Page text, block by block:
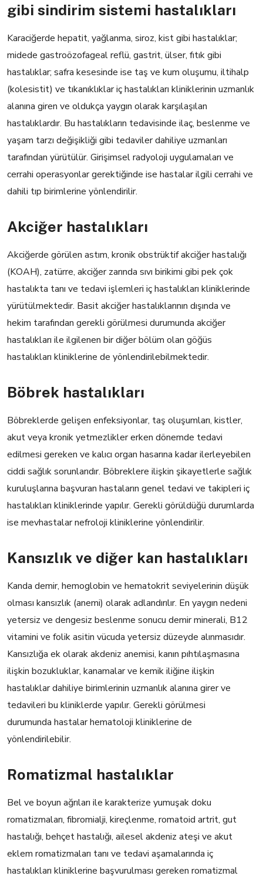
gibi sindirim sistemi hastalıkları
Karaciğerde hepatit, yağlanma, siroz, kist gibi hastalıklar;
midede gastroözofageal reflü, gastrit, ülser, fıtık gibi
hastalıklar; safra kesesinde ise taş ve kum oluşumu, iltihalp
(kolesistit) ve tıkanıklıklar iç hastalıkları kliniklerinin uzmanlık
alanına giren ve oldukça yaygın olarak karşılaşılan
hastalıklardır. Bu hastalıkların tedavisinde ilaç, beslenme ve
yaşam tarzı değişikliği gibi tedaviler dahiliye uzmanları
tarafından yürütülür. Girişimsel radyoloji uygulamaları ve
cerrahi operasyonlar gerektiğinde ise hastalar ilgili cerrahi ve
dahili tıp birimlerine yönlendirilir.
Akciğer hastalıkları
Akciğerde görülen astım, kronik obstrüktif akciğer hastalığı
(KOAH), zatürre, akciğer zarında sıvı birikimi gibi pek çok
hastalıkta tanı ve tedavi işlemleri iç hastalıkları kliniklerinde
yürütülmektedir. Basit akciğer hastalıklarının dışında ve
hekim tarafından gerekli görülmesi durumunda akciğer
hastalıkları ile ilgilenen bir diğer bölüm olan göğüs
hastalıkları kliniklerine de yönlendirilebilmektedir.
Böbrek hastalıkları
Böbreklerde gelişen enfeksiyonlar, taş oluşumları, kistler,
akut veya kronik yetmezlikler erken dönemde tedavi
edilmesi gereken ve kalıcı organ hasarına kadar ilerleyebilen
ciddi sağlık sorunlarıdır. Böbreklere ilişkin şikayetlerle sağlık
kuruluşlarına başvuran hastaların genel tedavi ve takipleri iç
hastalıkları kliniklerinde yapılır. Gerekli görüldüğü durumlarda
ise mevhastalar nefroloji kliniklerine yönlendirilir.
Kansızlık ve diğer kan hastalıkları
Kanda demir, hemoglobin ve hematokrit seviyelerinin düşük
olması kansızlık (anemi) olarak adlandırılır. En yaygın nedeni
yetersiz ve dengesiz beslenme sonucu demir minerali, B12
vitamini ve folik asitin vücuda yetersiz düzeyde alınmasıdır.
Kansızlığa ek olarak akdeniz anemisi, kanın pıhtılaşmasına
ilişkin bozukluklar, kanamalar ve kemik iliğine ilişkin
hastalıklar dahiliye birimlerinin uzmanlık alanına girer ve
tedavileri bu kliniklerde yapılır. Gerekli görülmesi
durumunda hastalar hematoloji kliniklerine de
yönlendirilebilir.
Romatizmal hastalıklar
Bel ve boyun ağrıları ile karakterize yumuşak doku
romatizmaları, fibromialji, kireçlenme, romatoid artrit, gut
hastalığı, behçet hastalığı, ailesel akdeniz ateşi ve akut
eklem romatizmaları tanı ve tedavi aşamalarında iç
hastalıkları kliniklerine başvurulması gereken romatizmal